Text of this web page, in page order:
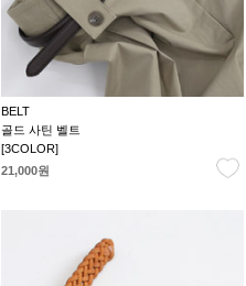
BELT
골드 사틴 벨트
[3COLOR]
21,000원